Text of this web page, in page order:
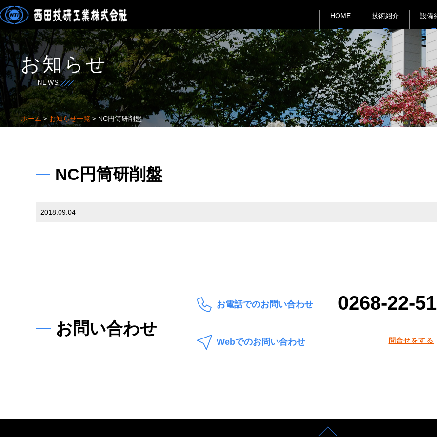
HOME 技術紹介 設備
お知らせ
NEWS
ホーム >お知らせ一覧 > NC円筒研削盤
NC円筒研削盤
2018.09.04
お問い合わせ
お電話でのお問い合わせ 0268-22-
Webでのお問い合わせ 問合せをする